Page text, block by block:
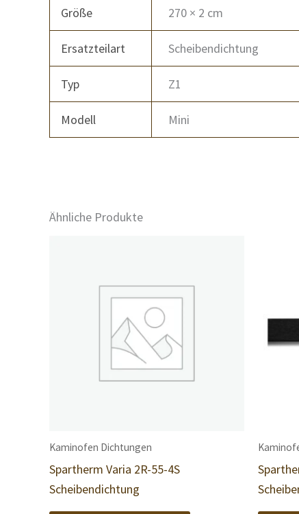
Größe 270 × 2 cm
Ersatzteilart Scheibendichtung
Typ Z1
Modell Mini
Ähnliche Produkte
Kaminofen Dichtungen
Spartherm Varia 2R-55-4S
Scheibendichtung